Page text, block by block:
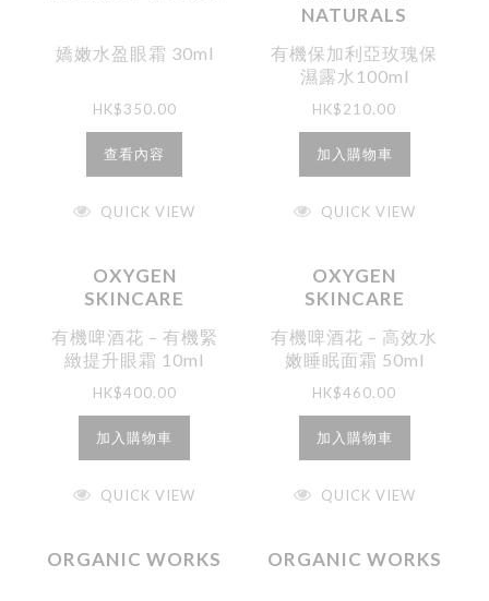
嬌嫩水盈眼霜 30ml
HK$350.00
查看內容
QUICK VIEW
NATURALS
有機保加利亞玫瑰保
濕露水100ml
HK$210.00
加入購物車
QUICK VIEW
OXYGEN
SKINCARE
有機啤酒花 – 有機緊
緻提升眼霜 10ml
HK$400.00
加入購物車
QUICK VIEW
OXYGEN
SKINCARE
有機啤酒花 – 高效水
嫩睡眠面霜 50ml
HK$460.00
加入購物車
QUICK VIEW
ORGANIC WORKS ORGANIC WORKS